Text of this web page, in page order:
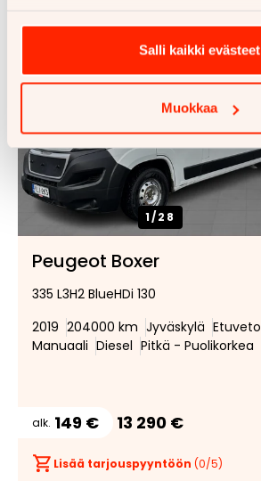
Salli kaikki evästeet
Muokkaa
1/28
Peugeot Boxer
335 L3H2 BlueHDi 130
2019 204000 km Jyväskylä Etuveto
Manuaali Diesel Pitkä - Puolikorkea
alk. 149 € 13 290 €
Lisää tarjouspyyntöön (0/5)